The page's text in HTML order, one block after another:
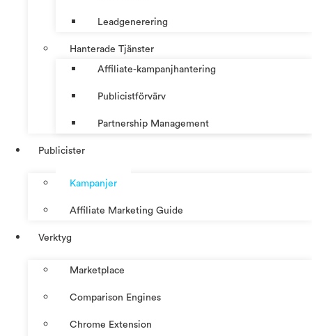
Leadgenerering
Hanterade Tjänster
Affiliate-kampanjhantering
Publicistförvärv
Partnership Management
Publicister
Kampanjer
Affiliate Marketing Guide
Verktyg
Marketplace
Comparison Engines
Chrome Extension